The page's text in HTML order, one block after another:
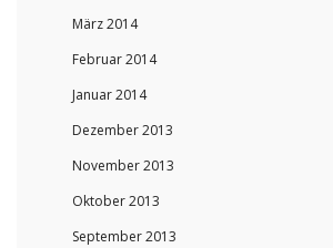
März 2014
Februar 2014
Januar 2014
Dezember 2013
November 2013
Oktober 2013
September 2013